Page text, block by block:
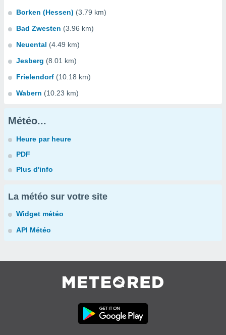
Borken (Hessen) (3.79 km)
Bad Zwesten (3.96 km)
Neuental (4.49 km)
Jesberg (8.01 km)
Frielendorf (10.18 km)
Wabern (10.23 km)
Météo...
Heure par heure
PDF
Plus d'info
La météo sur votre site
Widget météo
API Météo